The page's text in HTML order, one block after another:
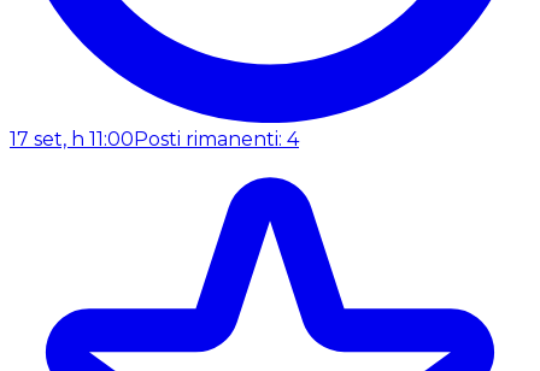
17 set, h 11:00Posti rimanenti: 4